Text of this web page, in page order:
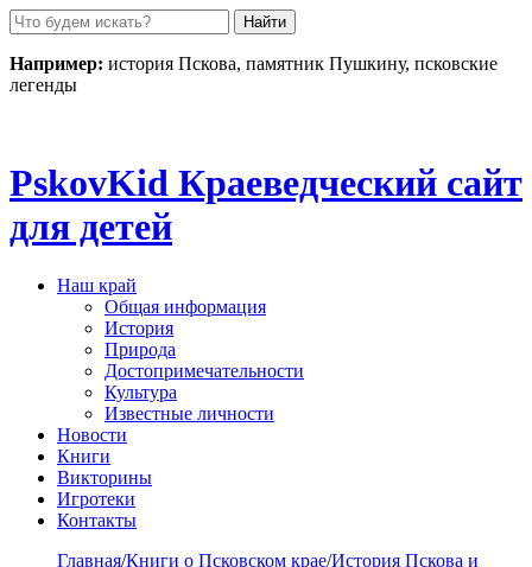
Пролистать
до
контента
Например: история Пскова, памятник Пушкину, псковские
легенды
PskovKid Краеведческий сайт
для детей
Наш край
Общая информация
История
Природа
Достопримечательности
Культура
Известные личности
Новости
Книги
Викторины
Игротеки
Контакты
Главная/Книги о Псковском крае/История Пскова и